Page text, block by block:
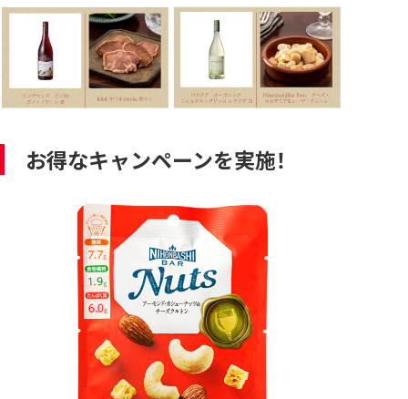
お得なキャンペーンを実施！